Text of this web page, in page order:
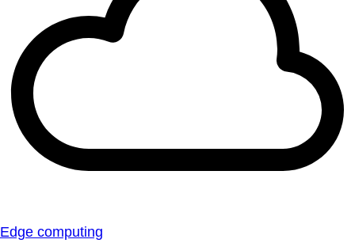
Edge computing